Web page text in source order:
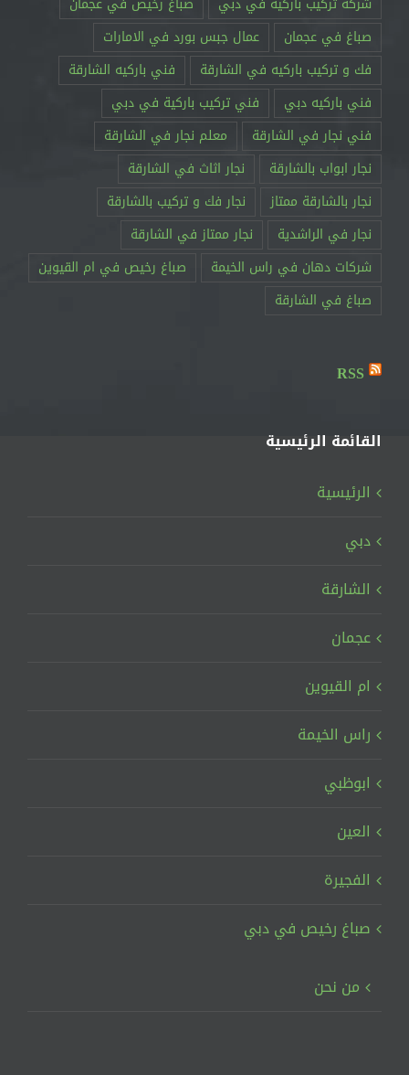
صباغ في عجمان
عمال جبس بورد في الامارات
فك و تركيب باركيه في الشارقة
فني باركيه الشارقة
فني باركيه دبي
فني تركيب باركية في دبي
فني نجار في الشارقة
معلم نجار في الشارقة
نجار ابواب بالشارقة
نجار اثاث في الشارقة
نجار بالشارقة ممتاز
نجار فك و تركيب بالشارقة
نجار في الراشدية
نجار ممتاز في الشارقة
RSS
القائمة الرئيسية
الرئيسية
دبي
الشارقة
عجمان
ام القيوين
راس الخيمة
ابوظبي
العين
الفجيرة
صباغ رخيص في دبي
من نحن